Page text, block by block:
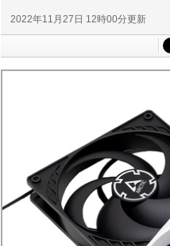
2022年11月27日 12時00分更新